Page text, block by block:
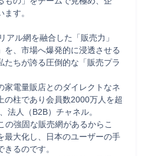
す。
アル網を融合した「販売力」
を、市場へ爆発的に浸透させる
たちが誇る圧倒的な「販売プラ
家電量販店とのダイレクトなネ
の柱であり会員数2000万人を超
法人（B2B）チャネル。
の強固な販売網があるからこ
最大化し、日本のユーザーの手
るのです。